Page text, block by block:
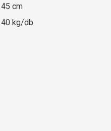
45 cm
40 kg/db